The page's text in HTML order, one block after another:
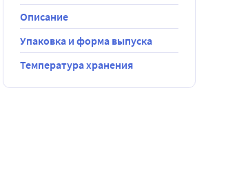
Описание
Упаковка и форма выпуска
Температура хранения